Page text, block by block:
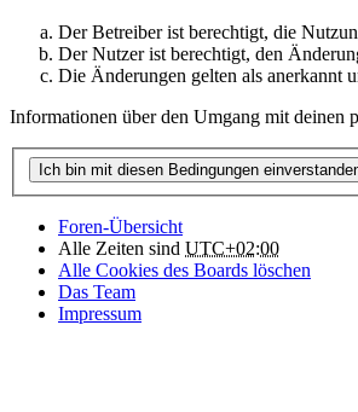
Der Betreiber ist berechtigt, die
Der Nutzer ist berechtigt, den
Die Änderungen gelten als anerkannt
Informationen über den Umgang mit deinen
Foren-Übersicht
Alle Zeiten sind UTC+02:00
Alle Cookies des Boards löschen
Das Team
Impressum